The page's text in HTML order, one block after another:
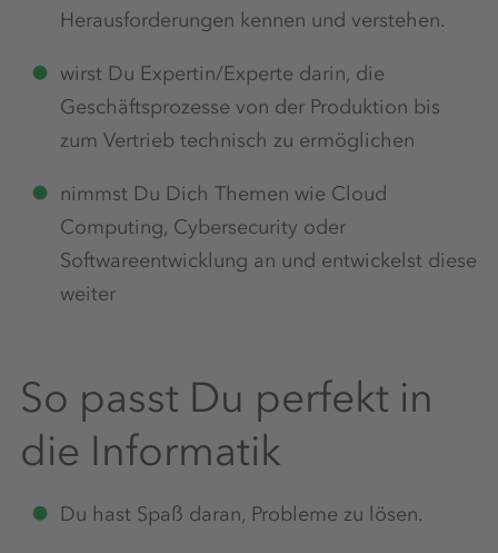
Herausforderungen kennen und verstehen.
wirst Du Expertin/Experte darin, die
Geschäftsprozesse von der Produktion bis
zum Vertrieb technisch zu ermöglichen
nimmst Du Dich Themen wie Cloud
Computing, Cybersecurity oder
Softwareentwicklung an und entwickelst diese
weiter
So passt Du perfekt in
die Informatik
Du hast Spaß daran, Probleme zu lösen.